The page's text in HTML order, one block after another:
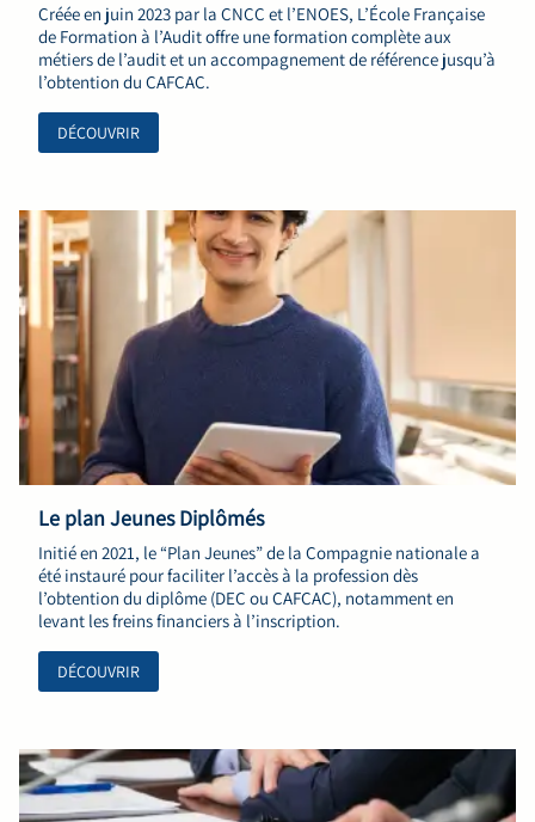
Créée en juin 2023 par la CNCC et l’ENOES, L’École Française
de Formation à l’Audit offre une formation complète aux
métiers de l’audit et un accompagnement de référence jusqu’à
l’obtention du CAFCAC.
DÉCOUVRIR
Le plan Jeunes Diplômés
Initié en 2021, le “Plan Jeunes” de la Compagnie nationale a
été instauré pour faciliter l’accès à la profession dès
l’obtention du diplôme (DEC ou CAFCAC), notamment en
levant les freins financiers à l’inscription.
DÉCOUVRIR